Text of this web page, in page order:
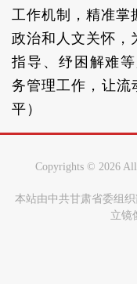
工作机制，精准掌
政治和人文关怀，
指导、纾困解难
务管理工作，让流
平）
Copyrights © 2026
本站由中共甘肃省委组
立镜